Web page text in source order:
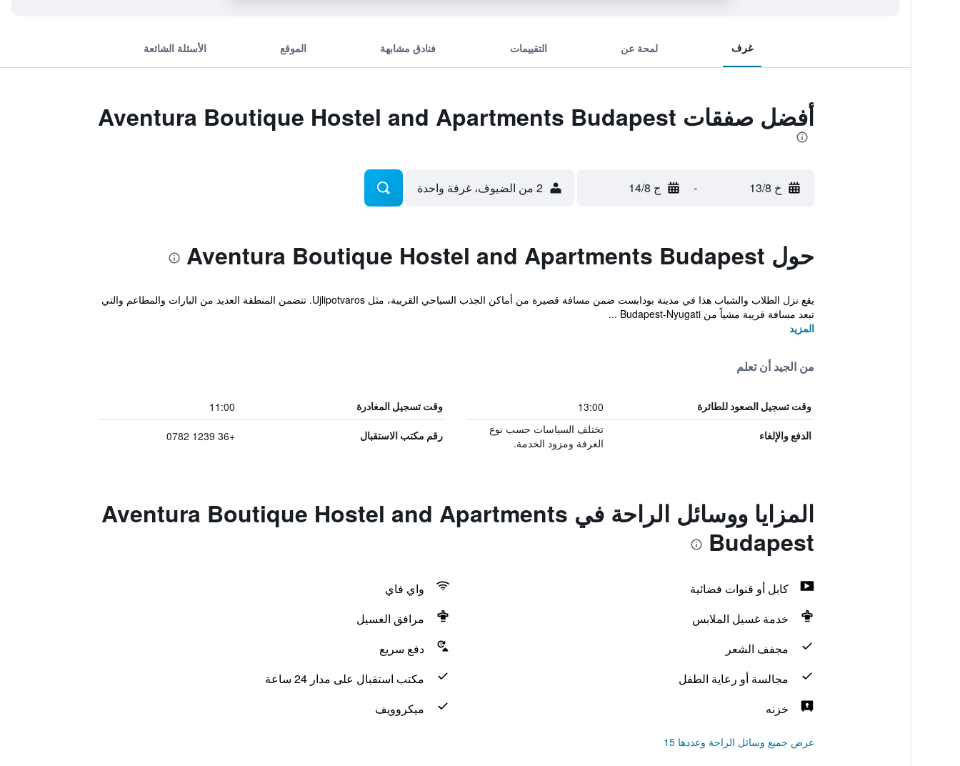
غرف لمحة عن التقييمات فنادق مشابهة الموقع الأسئلة الشائعة
أفضل صفقات Aventura Boutique Hostel and Apartments Budapest
خ 13/8 - ج 14/8 2 من الضيوف، غرفة واحدة
حول Aventura Boutique Hostel and Apartments Budapest
يقع نزل الطلاب والشباب هذا في مدينة بودابست ضمن مسافة قصيرة من أماكن الجذب السياحي القريبة، مثل Ujlipotvaros. تتضمن المنطقة العديد من البارات والمطاعم والتي
تبعد مسافة قريبة مشياً من Budapest-Nyugati ...
المزيد
من الجيد أن تعلم
وقت تسجيل الصعود للطائرة 13:00 وقت تسجيل المغادرة 11:00
الدفع والإلغاء
تختلف السياسات حسب نوع
الغرفة ومزود الخدمة.
رقم مكتب الاستقبال +36 1239 0782
المزايا ووسائل الراحة في Aventura Boutique Hostel and Apartments
Budapest
كابل أو قنوات فضائية
واي فاي
خدمة غسيل الملابس
مرافق الغسيل
مجفف الشعر
دفع سريع
مجالسة أو رعاية الطفل
مكتب استقبال على مدار 24 ساعة
خزنه
ميكروويف
عرض جميع وسائل الراحة وعددها 15